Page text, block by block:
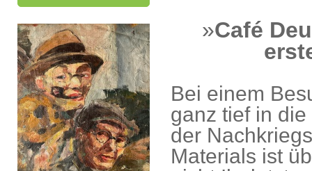
»Café
Bei einem
ganz tief in
der
Materials ist